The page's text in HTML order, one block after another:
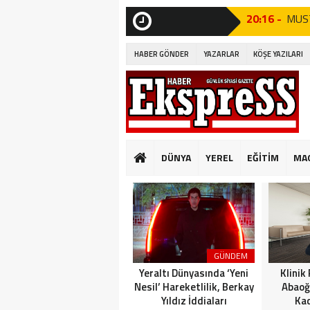
10:14 -
Edildi!”
19:53 -
19:51 -
19:49 -
GÜNKÜ GİBİ
10:14 -
Edildi!”
19:53 -
19:51 -
HABER GÖNDER YAZARLAR KÖŞE YAZILARI
DÜNYA YEREL EĞİTİM
GÜNDEM
Yeraltı Dünyasında ‘Yeni
Nesil’ Hareketlilik, Berkay
Yıldız İddiaları
Klinik